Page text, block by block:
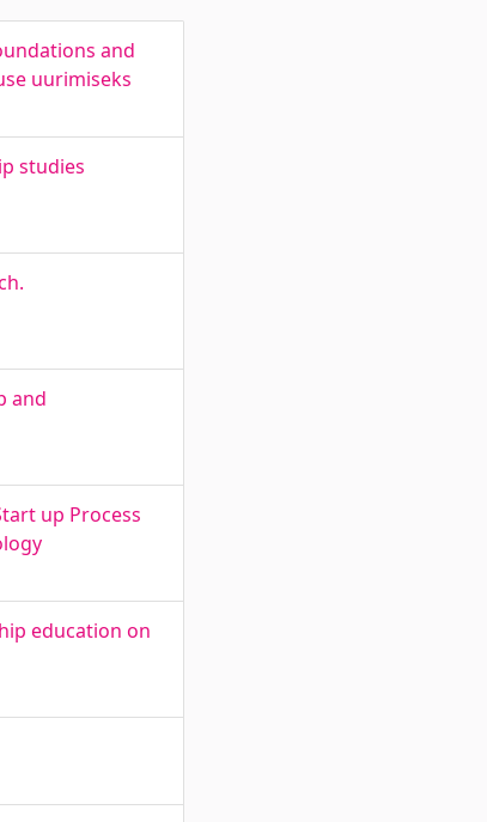
and
uurimiseks
studies
and
up Process
education on